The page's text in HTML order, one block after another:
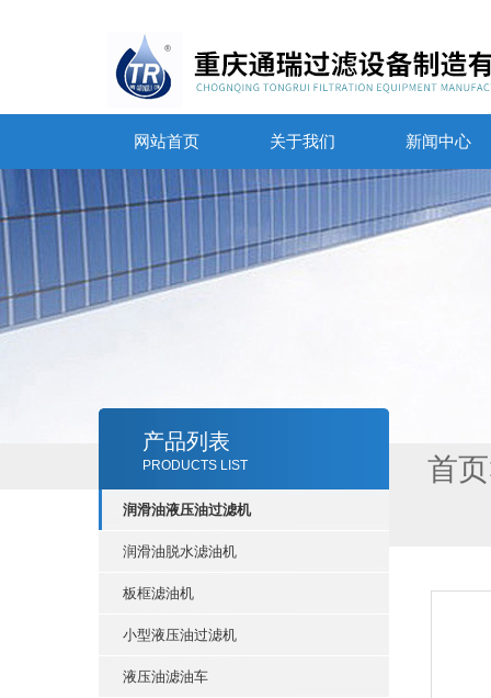
网站首页 关于我们 新闻中心
产品列表
PRODUCTS LIST
润滑油液压油过滤机
润滑油脱水滤油机
板框滤油机
小型液压油过滤机
液压油滤油车
首页